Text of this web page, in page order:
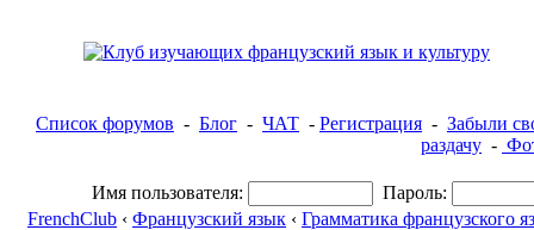
Список форумов - Блог - ЧАТ - Регистрация - Забыли
раздачу -
Имя пользователя:
Пароль:
FrenchClub ‹ Французский язык ‹ Грамматика французского